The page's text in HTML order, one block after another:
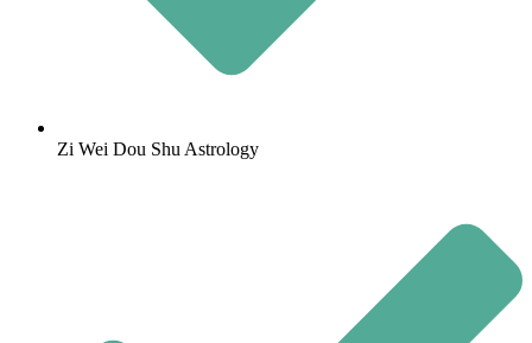
Zi Wei Dou Shu Astrology